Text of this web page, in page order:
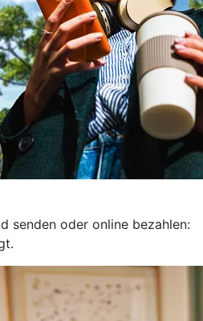
senden oder online bezahlen: